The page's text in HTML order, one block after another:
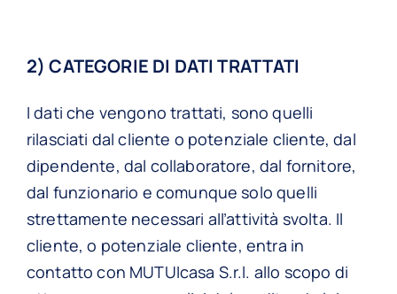
2) CATEGORIE DI DATI TRATTATI
I dati che vengono trattati, sono quelli
rilasciati dal cliente o potenziale cliente, dal
dipendente, dal collaboratore, dal fornitore,
dal funzionario e comunque solo quelli
strettamente necessari all’attività svolta. Il
cliente, o potenziale cliente, entra in
contatto con MUTUIcasa S.r.l. allo scopo di